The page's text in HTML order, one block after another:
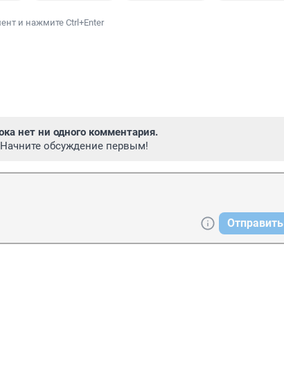
и нажмите Ctrl+Enter
нет ни одного комментария.
Начните обсуждение первым!
Отправить